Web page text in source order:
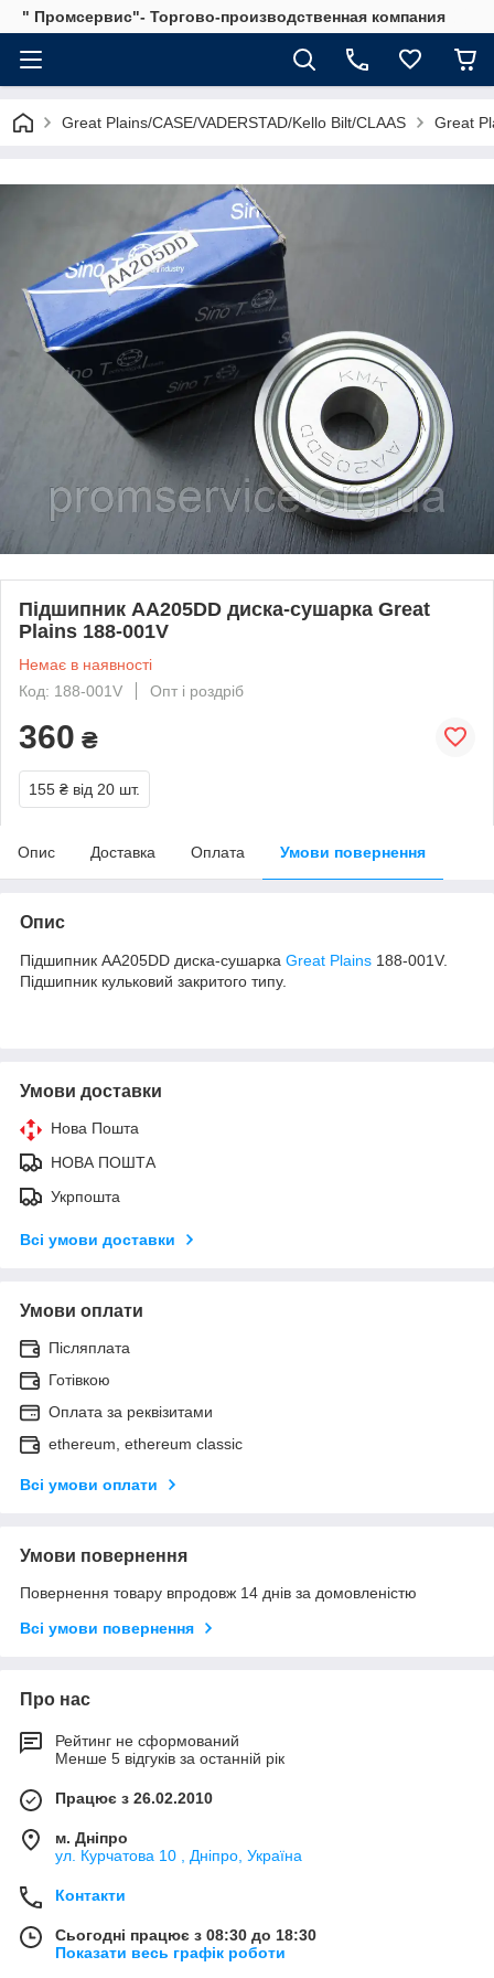
" Промсервис"- Торгово-производственная компания
Great Plains/CASE/VADERSTAD/Kello Bilt/CLAAS Great
Підшипник AA205DD диска-сушарка Great
Plains 188-001V
Немає в наявності
Код: 188-001V
Опт і роздріб
360 ₴
155 ₴ від 20 шт.
Опис Доставка Оплата Умови повернення
Опис
Підшипник AA205DD диска-сушарка Great Plains 188-001V.
Підшипник кульковий закритого типу.
Умови доставки
Нова Пошта
НОВА ПОШТА
Укрпошта
Всі умови доставки
Умови оплати
Післяплата
Готівкою
Оплата за реквізитами
ethereum, ethereum classic
Всі умови оплати
Умови повернення
Повернення товару впродовж 14 днів за домовленістю
Всі умови повернення
Про нас
Рейтинг не сформований
Менше 5 відгуків за останній рік
Працює з 26.02.2010
м. Дніпро
ул. Курчатова 10 , Дніпро, Україна
Контакти
Сьогодні працює з 08:30 до 18:30
Показати весь графік роботи